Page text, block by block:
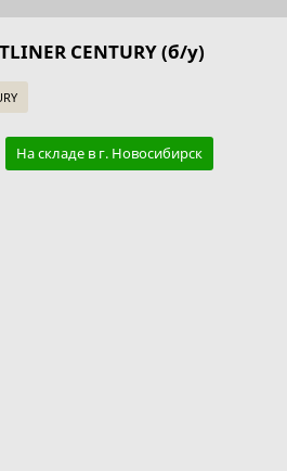
CENTURY (б/у)
На складе в г. Новосибирск